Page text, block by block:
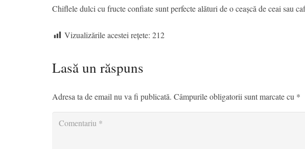
Chiflele dulci cu fructe confiate sunt perfecte alături de o ceașcă de ceai sau
Vizualizările acestei rețete: 212
Lasă un răspuns
Adresa ta de email nu va fi publicată. Câmpurile obligatorii sunt marcate cu *